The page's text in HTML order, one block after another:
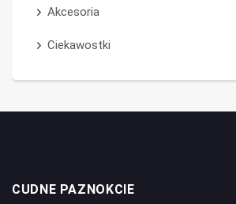
Akcesoria
Ciekawostki
CUDNE PAZNOKCIE